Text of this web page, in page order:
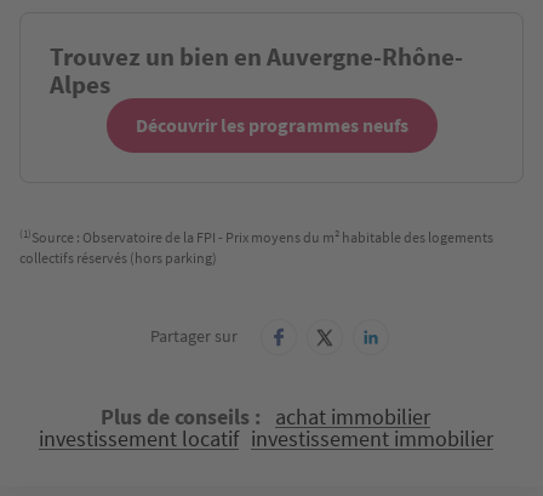
Trouvez un bien en Auvergne-Rhône-
Alpes
Découvrir les programmes neufs
(1)Source : Observatoire de la FPI - Prix moyens du m² habitable des logements
collectifs réservés (hors parking)
Partager sur
Plus de conseils achat immobilier
investissement locatif investissement immobilier